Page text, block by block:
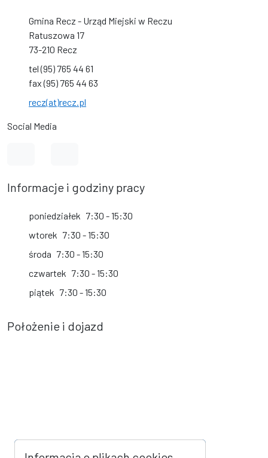
Gmina Recz - Urząd Miejski w Reczu
Ratuszowa 17
73-210 Recz
tel (95) 765 44 61
fax (95) 765 44 63
recz(at)recz.pl
Social Media
Informacje i godziny pracy
poniedziałek 7:30 - 15:30
wtorek 7:30 - 15:30
środa 7:30 - 15:30
czwartek 7:30 - 15:30
piątek 7:30 - 15:30
Położenie i dojazd